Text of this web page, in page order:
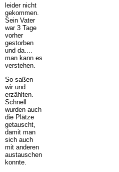
leider nicht
gekommen.
Sein Vater
war 3 Tage
vorher
gestorben
und da....
man kann es
verstehen.
So saßen
wir und
erzählten.
Schnell
wurden auch
die Plätze
getauscht,
damit man
sich auch
mit anderen
austauschen
konnte.